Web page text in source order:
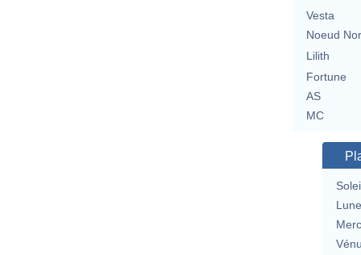
Vesta
Noeud
Lilith
Fortune
AS
MC
Lune